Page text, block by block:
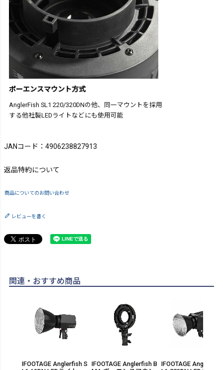
ボーエンスマウント方式
AnglerFish SL1 220/320DNの他、同一マウントを採用
する他社製LEDライトなどにも使用可能
JANコード：4906238827913
返品特約について
商品についてのお問い合わせ
レビューを書く
関連・おすすめ商品
IFOOTAGE Anglerfish S IFOOTAGE Anglerfish B IFOOTAGE Anglerfish